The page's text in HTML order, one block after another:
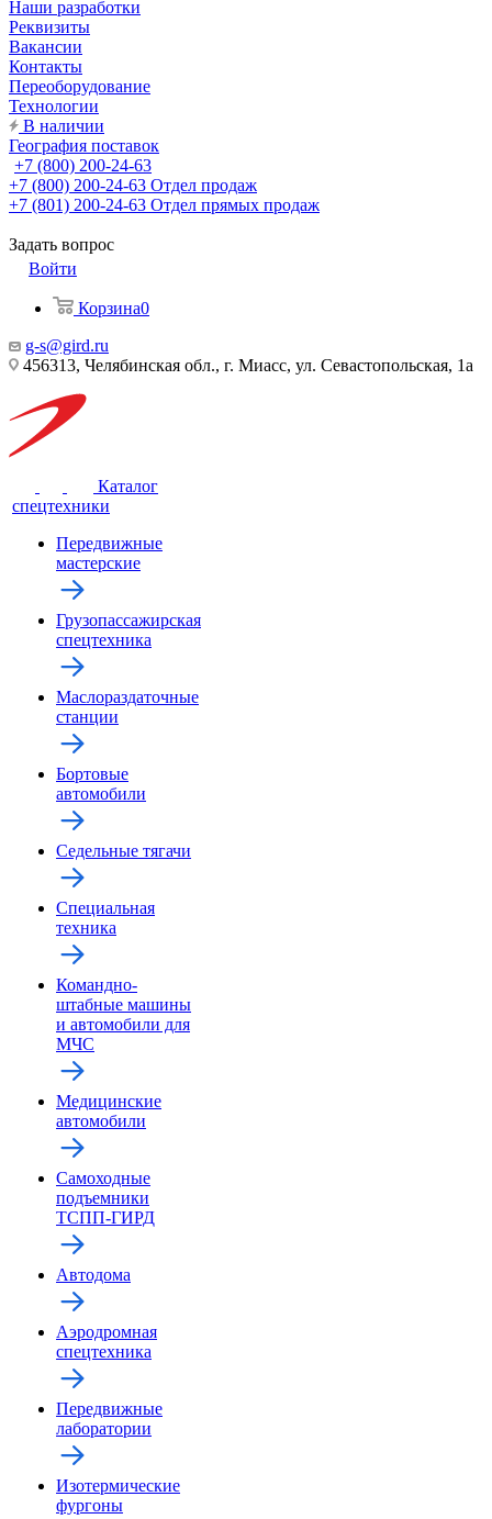
Наши разработки
Реквизиты
Вакансии
Контакты
Переоборудование
Технологии
В наличии
География поставок
+7 (800) 200-24-63
+7 (800) 200-24-63 Отдел продаж
+7 (801) 200-24-63 Отдел прямых продаж
Задать вопрос
Войти
Корзина0
g-s@gird.ru
456313, Челябинская обл., г. Миасс, ул. Севастопольская, 1а
Каталог
спецтехники
Передвижные
мастерские
Грузопассажирская
спецтехника
Маслораздаточные
станции
Бортовые
автомобили
Седельные тягачи
Специальная
техника
Командно-
штабные машины
и автомобили для
МЧС
Медицинские
автомобили
Самоходные
подъемники
ТСПП-ГИРД
Автодома
Аэродромная
спецтехника
Передвижные
лаборатории
Изотермические
фургоны